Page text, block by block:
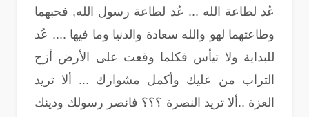
عُد لطاعة الله ... عُد لطاعة رسول الله, فحبهما
وطاعتهما لهو والله سعادة والدنيا وما فيها .... عُد
للبداية ولا تيأس فكلما وقعت على الأرض أزح
التراب من عليك وأكمل مشوارك ... ألا تريد
العزة ..ألا تريد النصرة ؟؟؟ فانصر رسولك ودينك